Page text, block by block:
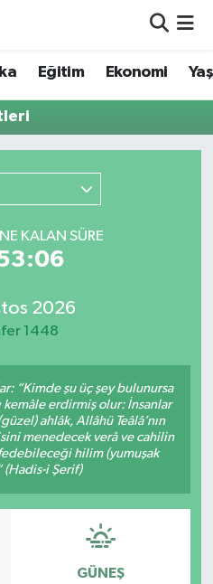
Eğitim Ekonomi
KALAN SÜRE
2026
1448
“Kimde şu üç şey bulunursa
kemâle erdirmiş olur: İnsanlar
ahlâk, Allâhü Teâlâ’nın
menedecek verâ ve cahilin
hilim (yumuşak
(Hadis-i Şerif)
GÜNEŞ
ve Fikstür